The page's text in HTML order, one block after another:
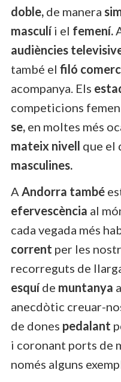
doble, de manera
masculíi el femení.
audiències
també el filó
acompanya. Els
competicions
se, en moltes més
mateix nivell que el
masculines.
A Andorra també
efervescència al
cada vegada més
corrent per les
recorreguts de
esquíde muntanya
anecdòtic creuar-
de dones pedalant
i coronant ports de
només alguns